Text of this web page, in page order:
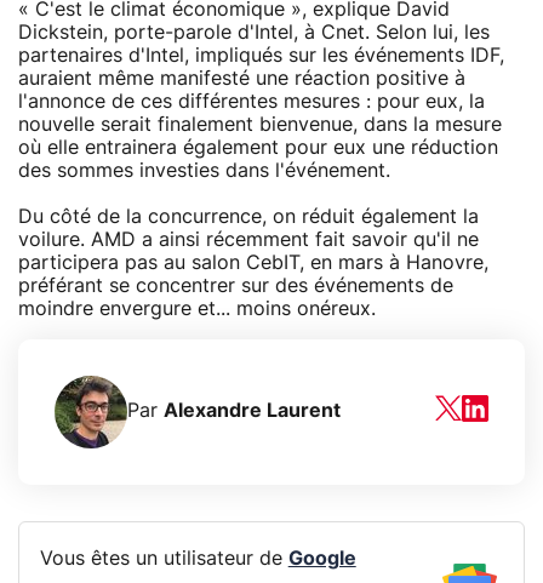
« C'est le climat économique », explique David
Dickstein, porte-parole d'Intel, à Cnet. Selon lui, les
partenaires d'Intel, impliqués sur les événements IDF,
auraient même manifesté une réaction positive à
l'annonce de ces différentes mesures : pour eux, la
nouvelle serait finalement bienvenue, dans la mesure
où elle entrainera également pour eux une réduction
des sommes investies dans l'événement.
Du côté de la concurrence, on réduit également la
voilure. AMD a ainsi récemment fait savoir qu'il ne
participera pas au salon CebIT, en mars à Hanovre,
préférant se concentrer sur des événements de
moindre envergure et... moins onéreux.
Par Alexandre Laurent
Vous êtes un utilisateur de Google